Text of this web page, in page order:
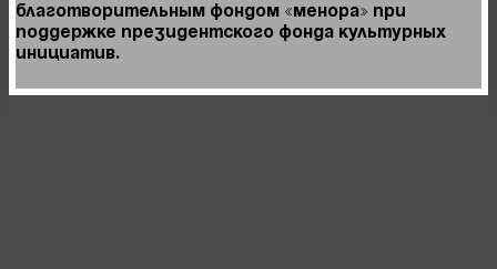
Благотворительным фондом «Менора» при
поддержке Президентского фонда культурных
инициатив.